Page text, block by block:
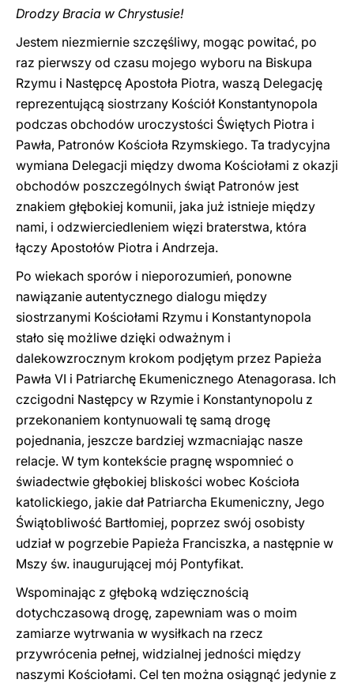
Drodzy Bracia w Chrystusie!
Jestem niezmiernie szczęśliwy, mogąc powitać, po
raz pierwszy od czasu mojego wyboru na Biskupa
Rzymu i Następcę Apostoła Piotra, waszą Delegację
reprezentującą siostrzany Kościół Konstantynopola
podczas obchodów uroczystości Świętych Piotra i
Pawła, Patronów Kościoła Rzymskiego. Ta tradycyjna
wymiana Delegacji między dwoma Kościołami z okazji
obchodów poszczególnych świąt Patronów jest
znakiem głębokiej komunii, jaka już istnieje między
nami, i odzwierciedleniem więzi braterstwa, która
łączy Apostołów Piotra i Andrzeja.
Po wiekach sporów i nieporozumień, ponowne
nawiązanie autentycznego dialogu między
siostrzanymi Kościołami Rzymu i Konstantynopola
stało się możliwe dzięki odważnym i
dalekowzrocznym krokom podjętym przez Papieża
Pawła VI i Patriarchę Ekumenicznego Atenagorasa. Ich
czcigodni Następcy w Rzymie i Konstantynopolu z
przekonaniem kontynuowali tę samą drogę
pojednania, jeszcze bardziej wzmacniając nasze
relacje. W tym kontekście pragnę wspomnieć o
świadectwie głębokiej bliskości wobec Kościoła
katolickiego, jakie dał Patriarcha Ekumeniczny, Jego
Świątobliwość Bartłomiej, poprzez swój osobisty
udział w pogrzebie Papieża Franciszka, a następnie w
Mszy św. inaugurującej mój Pontyfikat.
Wspominając z głęboką wdzięcznością
dotychczasową drogę, zapewniam was o moim
zamiarze wytrwania w wysiłkach na rzecz
przywrócenia pełnej, widzialnej jedności między
naszymi Kościołami. Cel ten można osiągnąć jedynie z